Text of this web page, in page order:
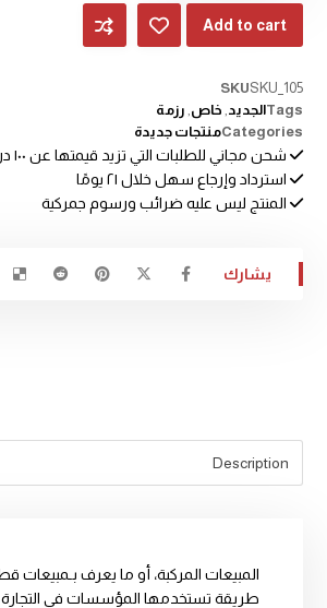
Add to cart
SKUSKU_105
Tagsالجديد خاص رزمة
Categoriesمنتجات جديدة
شحن مجاني للطلبات التي تزيد قيمتها عن ۱۰۰ درهم
استرداد وإرجاع سهل خلال ۲۱ يومًا
المنتج ليس عليه ضرائب ورسوم جمركية
المبيعات المركبة، أو ما يعرف بـمبيعات
طريقة تستخدمها المؤسسات في التجارة